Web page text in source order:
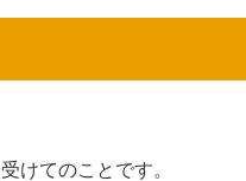
けてのことです。